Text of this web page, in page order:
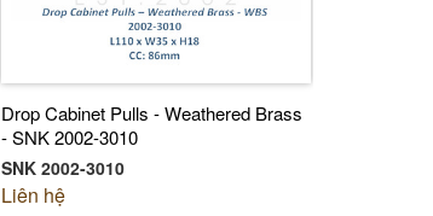
Drop Cabinet Pulls - Weathered Brass
- SNK 2002-3010
SNK 2002-3010
Liên hệ